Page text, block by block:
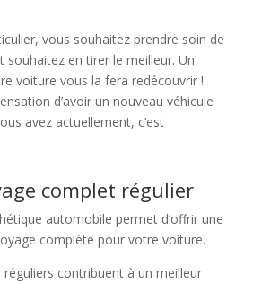
vous souhaitez prendre soin de
souhaitez en tirer le meilleur. Un
voiture vous la fera redécouvrir !
d’avoir un nouveau véhicule
avez actuellement, c’est
complet régulier
automobile permet d’offrir une
complète pour votre voiture.
contribuent à un meilleur